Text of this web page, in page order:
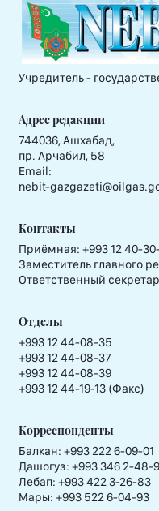
Учредитель -
Адрес редакции
744036, Ашхабад,
пр. Арчабил, 58
Email:
nebit-
Контакты
Приёмная: +993 12 40-
Заместитель главного
Ответственный
Отделы
+993 12 44-08-35
+993 12 44-08-37
+993 12 44-08-39
+993 12 44-19-13 (Факс)
Корреспонденты
Балкан: +993 222 6-09-01
Дашогуз: +993 346 2-48-
Лебап: +993 422 3-26-83
Мары: +993 522 6-04-93